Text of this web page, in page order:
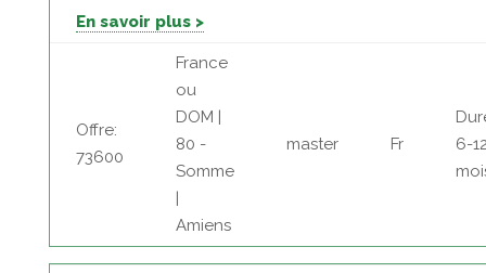
En savoir plus >
Offre:
73600
France
ou
DOM |
80 -
Somme
|
Amiens
master Fr
6-